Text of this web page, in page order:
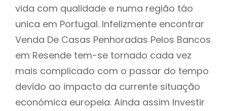
vida com qualidade e numa região táo
unica em Portugal. Infelizmente encontrar
Venda De Casas Penhoradas Pelos Bancos
em Resende tem-se tornado cada vez
mais complicado com o passar do tempo
devido ao impacto da currente situação
económica europeia. Ainda assim Investir